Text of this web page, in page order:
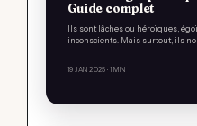
Guide complet
Ils sont lâches ou héroïques,
inconscients. Mais surtout, ils
19 JAN 2025 · 1 MIN